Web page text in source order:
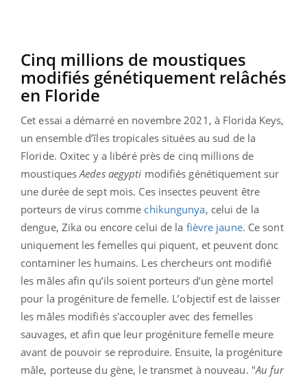
Cinq millions de moustiques
modifiés génétiquement relâchés
en Floride
Cet essai a démarré en novembre 2021, à Florida Keys,
un ensemble d’îles tropicales situées au sud de la
Floride. Oxitec y a libéré près de cinq millions de
moustiquesAedes aegypti modifiés génétiquement sur
une durée de sept mois. Ces insectes peuvent être
porteurs de virus comme chikungunya, celui de la
dengue, Zika ou encore celui de la fièvre jaune. Ce sont
uniquement les femelles qui piquent, et peuvent donc
contaminer les humains. Les chercheurs ont modifié
les mâles afin qu’ils soient porteurs d’un gène mortel
pour la progéniture de femelle. L’objectif est de laisser
les mâles modifiés s'accoupler avec des femelles
sauvages, et afin que leur progéniture femelle meure
avant de pouvoir se reproduire. Ensuite, la progéniture
mâle, porteuse du gène, le transmet à nouveau. "Au fur